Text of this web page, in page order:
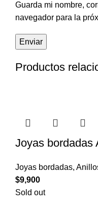
Guarda mi nombre,
navegador para la
Productos
Joyas bordadas
Joyas bordadas,
$9,900
Sold out